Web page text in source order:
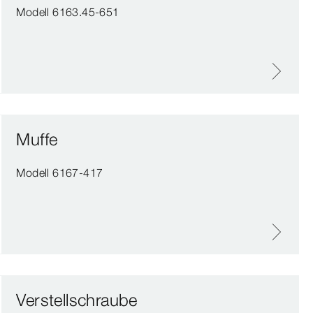
Modell 6163.45-651
Muffe
Modell 6167-417
Verstellschraube